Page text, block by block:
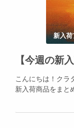
新入荷
【今週の新
こんにちは！クラ
新入荷商品をまと